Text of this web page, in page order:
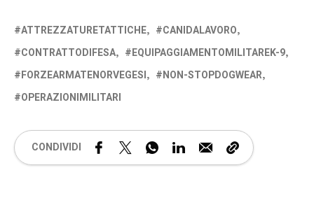
ATTREZZATURETATTICHE
CANIDALAVORO
CONTRATTODIFESA
EQUIPAGGIAMENTOMILITAREK-9
FORZEARMATENORVEGESI
NON-STOPDOGWEAR
OPERAZIONIMILITARI
CONDIVIDI